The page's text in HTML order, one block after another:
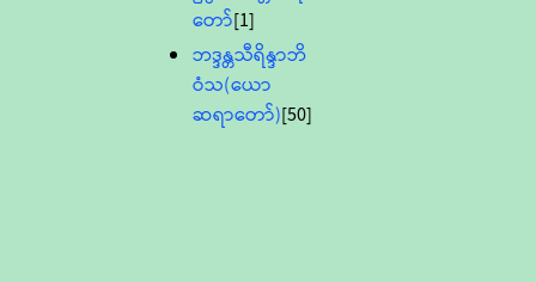
တော်[1]
ဘဒ္ဒန္တသီရိန္ဒာဘိ
ဝံသ(ယော
ဆရာတော်)[50]